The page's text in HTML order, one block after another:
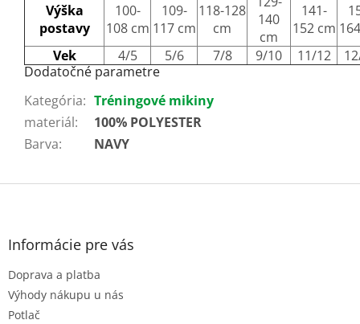
Výška
postavy
100-
108 cm
109-
117 cm
118-128
cm
140
cm
141-
152 cm
Vek
4/5 5/6 7/8 9/10 11/12
Dodatočné parametre
Kategória: Tréningové mikiny
materiál:
100% POLYESTER
Barva: NAVY
Z
Informácie pre vás
Doprava a platba
Výhody nákupu u nás
Potlač